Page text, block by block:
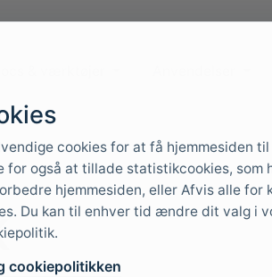
-
cookies for at få hjemmesiden
for også at tillade statistikcookies, som
hjemmesiden, eller Afvis alle for
Du kan til enhver tid ændre dit valg i
cookiepolitikken